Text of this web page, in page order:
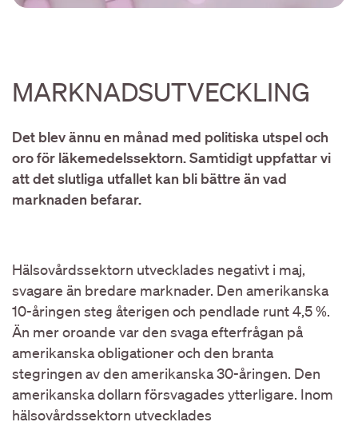
MARKNADSUTVECKLING
Det blev ännu en månad med politiska utspel och
oro för läkemedelssektorn. Samtidigt uppfattar vi
att det slutliga utfallet kan bli bättre än vad
marknaden befarar.
Hälsovårdssektorn utvecklades negativt i maj,
svagare än bredare marknader. Den amerikanska
10-åringen steg återigen och pendlade runt 4,5 %.
Än mer oroande var den svaga efterfrågan på
amerikanska obligationer och den branta
stegringen av den amerikanska 30-åringen. Den
amerikanska dollarn försvagades ytterligare. Inom
hälsovårdssektorn utvecklades